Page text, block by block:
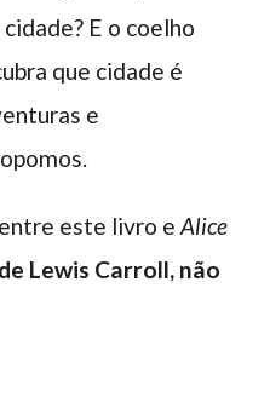
E o coelho
que cidade é
e
este livro e Alice
Lewis Carroll, não